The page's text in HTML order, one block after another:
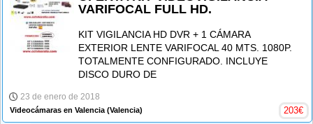
VARIFOCAL FULL HD.
KIT VIGILANCIA HD DVR + 1 CÁMARA
EXTERIOR LENTE VARIFOCAL 40 MTS. 1080P.
TOTALMENTE CONFIGURADO. INCLUYE
DISCO DURO DE
23 de enero de 2018
Videocámaras en Valencia (Valencia) 203€